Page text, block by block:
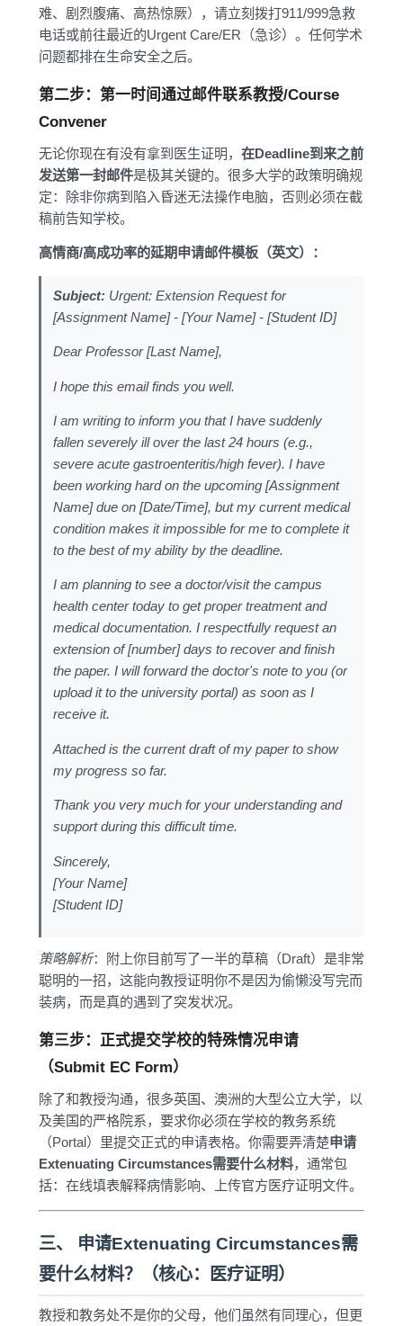
难、剧烈腹痛、高热惊厥），请立刻拨打911/999急救
电话或前往最近的Urgent Care/ER（急诊）。任何学术
问题都排在生命安全之后。
第二步：第一时间通过邮件联系教授/Course
Convener
无论你现在有没有拿到医生证明， 在Deadline到来之前
发送第一封邮件是极其关键的。很多大学的政策明确规
定：除非你病到陷入昏迷无法操作电脑，否则必须在截
稿前告知学校。
高情商/高成功率的延期申请邮件模板（英文）：
Subject: Urgent: Extension Request for
[Assignment Name] - [Your Name] - [Student ID]
Dear Professor [Last Name],
I hope this email finds you well.
I am writing to inform you that I have suddenly
fallen severely ill over the last 24 hours (e.g.,
severe acute gastroenteritis/high fever). I have
been working hard on the upcoming [Assignment
Name] due on [Date/Time], but my current medical
condition makes it impossible for me to complete it
to the best of my ability by the deadline.
I am planning to see a doctor/visit the campus
health center today to get proper treatment and
medical documentation. I respectfully request an
extension of [number] days to recover and finish
the paper. I will forward the doctor's note to you (or
upload it to the university portal) as soon as I
receive it.
Attached is the current draft of my paper to show
my progress so far.
Thank you very much for your understanding and
support during this difficult time.
Sincerely,
[Your Name]
[Student ID]
策略解析：附上你目前写了一半的草稿（Draft）是非常
聪明的一招，这能向教授证明你不是因为偷懒没写完而
装病，而是真的遇到了突发状况。
第三步：正式提交学校的特殊情况申请
（Submit EC Form）
除了和教授沟通，很多英国、澳洲的大型公立大学，以
及美国的严格院系，要求你必须在学校的教务系统
（Portal）里提交正式的申请表格。你需要弄清楚申请
Extenuating Circumstances需要什么材料，通常包
括：在线填表解释病情影响、上传官方医疗证明文件。
三、 申请Extenuating Circumstances需
要什么材料？（核心：医疗证明）
教授和教务处不是你的父母，他们虽然有同理心，但更